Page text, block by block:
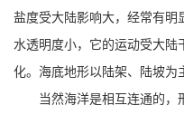
盐度受大陆影响大，经常有
水透明度小，它的运动受大
化。海底地形以陆架、陆坡为
当然海洋是相互连通的